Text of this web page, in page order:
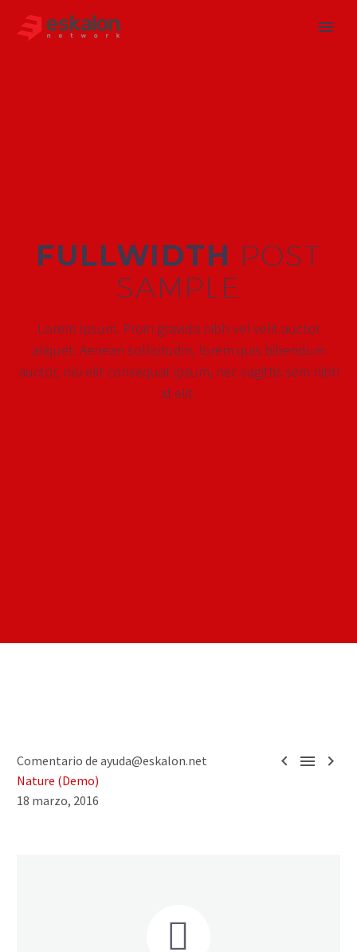
FULLWIDTH POST
SAMPLE
Lorem Ipsum. Proin gravida nibh vel velit auctor
aliquet. Aenean sollicitudin, lorem quis bibendum
auctor, nisi elit consequat ipsum, nec sagittis sem nibh
id elit.
  
Comentario de ayuda@eskalon.net
Nature (Demo)
18 marzo, 2016

